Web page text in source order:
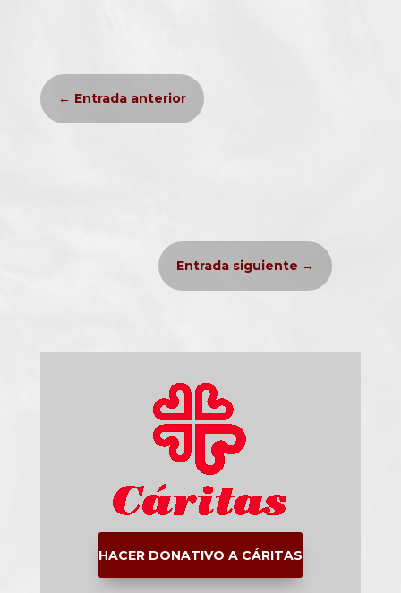
← Entrada anterior
Entrada siguiente →
HACER DONATIVO A CÁRITAS